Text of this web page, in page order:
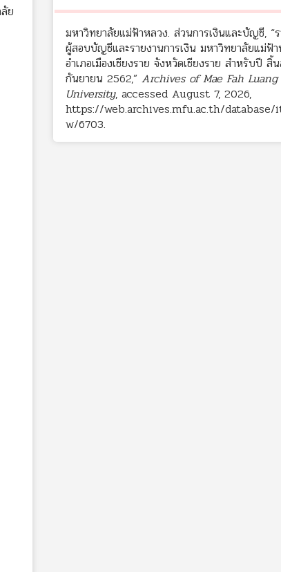
ย
มหาวิทยาลัยแม่ฟ้าหลวง. ส่วนการเงินและบัญชี, “
ผู้สอบบัญชีและรายงานการเงิน มหาวิทยาลัยแม่ฟ้
อำเภอเมืองเชียงราย จังหวัดเชียงราย สำหรับปี
กันยายน 2562,” Archives of Mae Fah Luang
University, accessed August 7, 2026,
https://web.archives.mfu.ac.th/
w/6703.